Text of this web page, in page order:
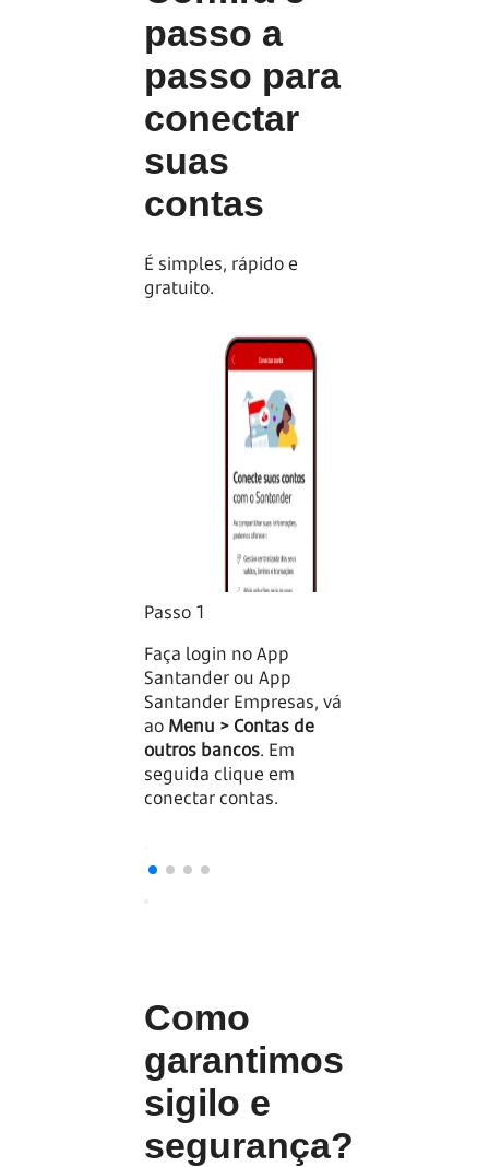
passo a
passo para
conectar
suas
contas
É simples, rápido e
gratuito.
Passo 1
Faça login no App
Santander ou App
Santander Empresas, vá
ao Menu > Contas de
outros bancos. Em
seguida clique em
conectar contas.
Como
garantimos
sigilo e
segurança?